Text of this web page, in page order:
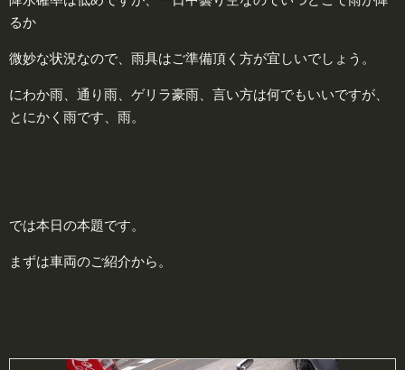
るか
微妙な状況なので、雨具はご準備頂く方が宜しいでしょう。
にわか雨、通り雨、ゲリラ豪雨、言い方は何でもいいですが、
とにかく雨です、雨。
では本日の本題です。
まずは車両のご紹介から。